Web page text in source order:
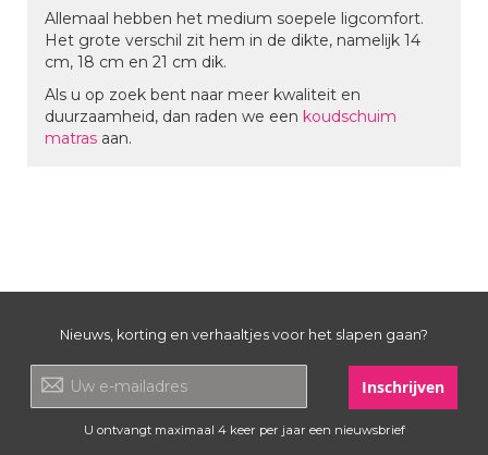
Allemaal hebben het medium soepele ligcomfort.
Het grote verschil zit hem in de dikte, namelijk 14
cm, 18 cm en 21 cm dik.
Als u op zoek bent naar meer kwaliteit en
duurzaamheid, dan raden we een koudschuim
matras aan.
Nieuws, korting en verhaaltjes voor het slapen gaan?
Inschrijven
U ontvangt maximaal 4 keer per jaar een nieuwsbrief